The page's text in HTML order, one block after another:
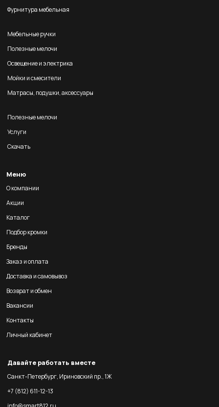
Фурнитура мебельная
Мебельные ручки
Полезные мелочи
Освещение и электрика
Мойки и смесители
Матрасы, подушки, аксессуары
Полезные мелочи
Услуги
Скачать
Меню
О компании
Акции
Каталог
Подбор кромки
Бренды
Заказ и оплата
Доставка и самовывоз
Возврат и обмен
Вакансии
Контакты
Личный кабинет
Давайте работать вместе
Санкт-Петербург, Ириновский пр., 1Ж
+7 (812) 611-12-13